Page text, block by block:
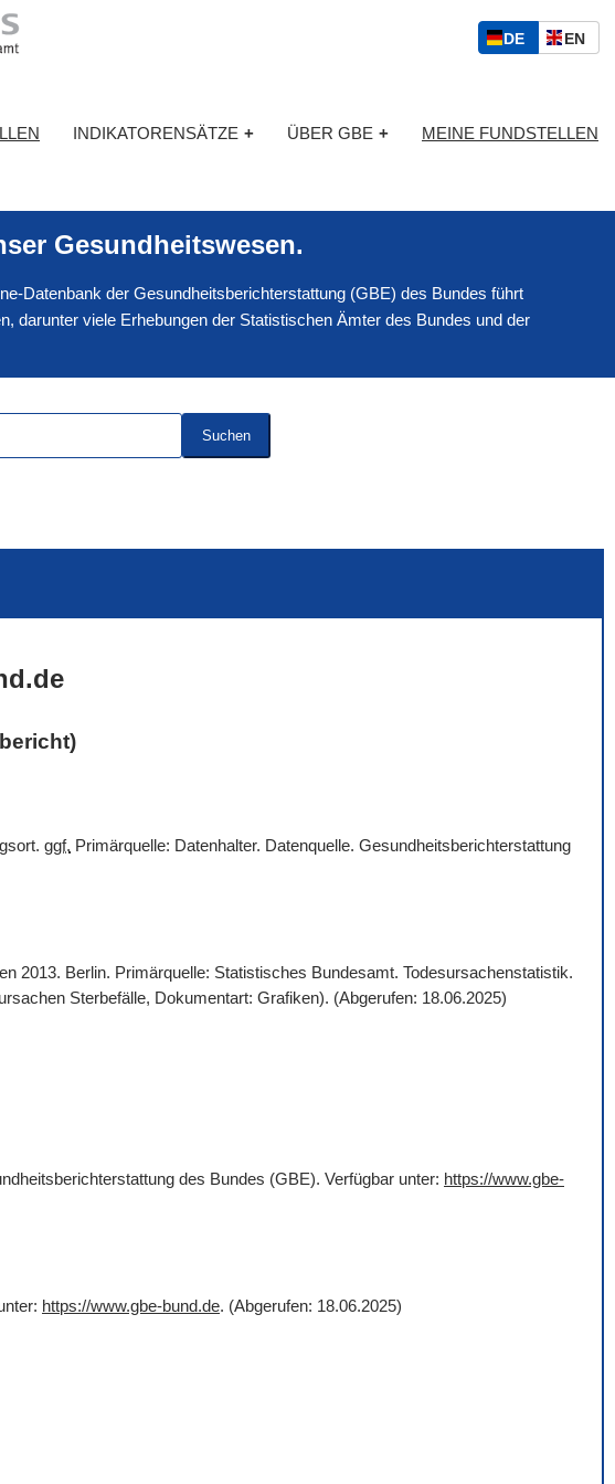
S
p
c
h
l
DED
S
ENE
I
H
INDIKATORENSÄTZE + ÜBER GBE + MEINE FUNDSTELLEN
Gesundheitswesen.
Datenbank der Gesundheitsberichterstattung (GBE) des Bundes führt
darunter viele Erhebungen der Statistischen Ämter des Bundes und der
Suchen
ggf. Primärquelle: Datenhalter. Datenquelle. Gesundheitsberichterstattung
2013. Berlin. Primärquelle: Statistisches Bundesamt. Todesursachenstatistik.
Sterbefälle, Dokumentart: Grafiken). (Abgerufen: 18.06.2025)
des Bundes (GBE). Verfügbar unter: https://www.gbe-
https://www.gbe-bund.de. (Abgerufen: 18.06.2025)